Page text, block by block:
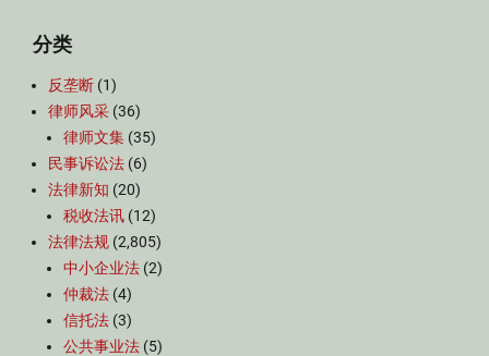
分类
反垄断 (1)
律师风采 (36)
律师文集 (35)
民事诉讼法 (6)
法律新知 (20)
税收法讯 (12)
法律法规 (2,805)
中小企业法 (2)
仲裁法 (4)
信托法 (3)
公共事业法 (5)